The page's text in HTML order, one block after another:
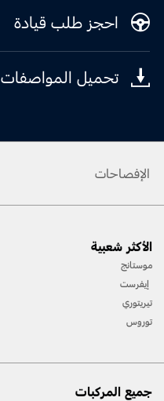
احجز طلب قيادة
تحميل المواصفات
الإفصاحات
المسارات، وإستخدام معدّات السّلامة المناسبة.
الأكثر شعبية
موستانج
إيفرست
تيريتوري
توروس
جميع المركبات